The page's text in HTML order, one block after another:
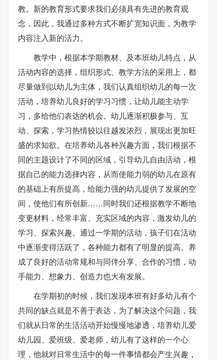
教。新的教育形式要求我们必须具有先进的教育观
念，因此，我通过多种方式不断扩宽知识面，为教学
内容注入新的活力。
教学中，根据本学期教材、及本班幼儿特点，从
活动内容的选择，组织形式、教学方法的采用上，都
尽量做到以幼儿为主体，我们认真组织幼儿的每一次
活动，培养幼儿良好的学习习惯，让幼儿能主动学
习，多给他们表达的机会。幼儿逐渐积极参与、互
动、探索，学习热情较以往越发浓烈，展现出更加旺
盛的求知欲。在培养幼儿各种兴趣方面，我们根据不
同的主题设计了不同的区域，引导幼儿自由活动，根
据自己的能力选择内容，从而使能力弱的幼儿在原有
的基础上有所提高，给能力强的幼儿提供了发展的空
间，使他们有所创新……同时我们还根据教学不断地
变更材料，经常丰富、充实区域的内容，激发幼儿的
学习、探索兴趣。通过一学期的活动，孩子们在活动
中逐渐变得活跃了，各种能力都有了明显的提高。养
成了良好的活动常规和与同伴分享、合作的习惯，动
手能力、想象力、创造力也大有发展。
在学期初的时候，我们发现本班有好多幼儿有个
共同的缺点就是不善于表达，为了解决这个问题，我
们就从日常的生活活动开始慢慢地渗透，培养幼儿爱
幼儿园、爱班级、爱老师，幼儿有了这样的一个心
理，他就对日常生活中的每一件事情都会产生兴趣，